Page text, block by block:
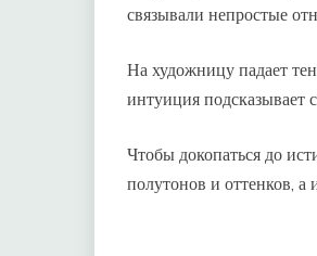
связывали непростые
На художницу падает
интуиция подсказывает
Чтобы докопаться до
полутонов и оттенков, а